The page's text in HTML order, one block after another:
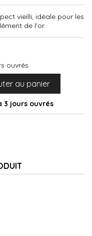
vieilli, idéale pour les
de l'or.
ouvrés
au panier
3 jours ouvrés